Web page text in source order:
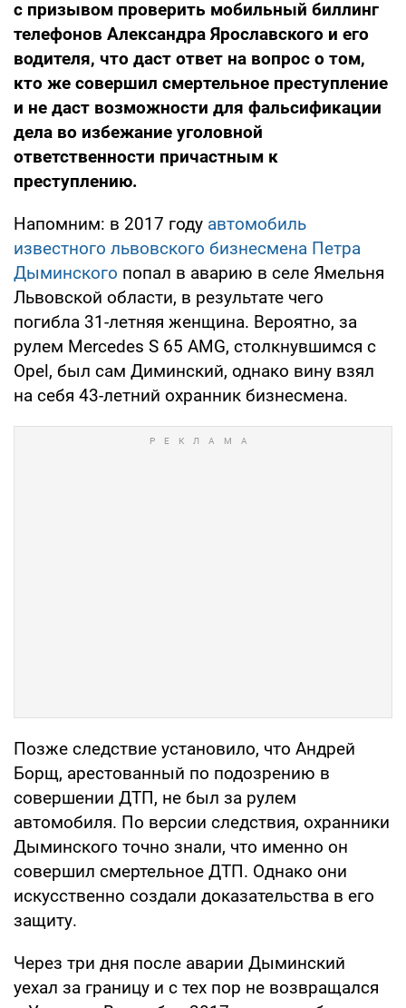
с призывом проверить мобильный биллинг
телефонов Александра Ярославского и его
водителя, что даст ответ на вопрос о том,
кто же совершил смертельное преступление
и не даст возможности для фальсификации
дела во избежание уголовной
ответственности причастным к
преступлению.
Напомним: в 2017 году автомобиль
известного львовского бизнесмена Петра
Дыминского попал в аварию в селе Ямельня
Львовской области, в результате чего
погибла 31-летняя женщина. Вероятно, за
рулем Mercedes S 65 AMG, столкнувшимся с
Opel, был сам Диминский, однако вину взял
на себя 43-летний охранник бизнесмена.
Позже следствие установило, что Андрей
Борщ, арестованный по подозрению в
совершении ДТП, не был за рулем
автомобиля. По версии следствия, охранники
Дыминского точно знали, что именно он
совершил смертельное ДТП. Однако они
искусственно создали доказательства в его
защиту.
Через три дня после аварии Дыминский
уехал за границу и с тех пор не возвращался